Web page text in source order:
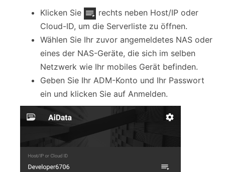
Klicken Sie
rechts neben Host/IP oder
Cloud-ID, um die Serverliste zu öffnen.
Wählen Sie Ihr zuvor angemeldetes NAS oder
eines der NAS-Geräte, die sich im selben
Netzwerk wie Ihr mobiles Gerät befinden.
Geben Sie Ihr ADM-Konto und Ihr Passwort
ein und klicken Sie auf Anmelden.